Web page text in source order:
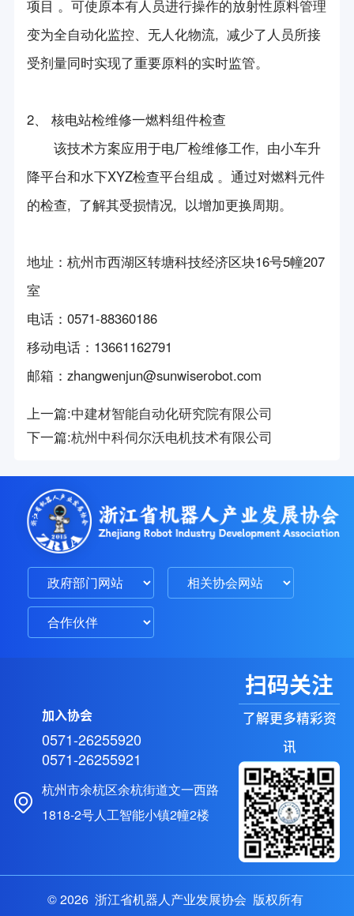
项目 。可使原本有人员进行操作的放射性原料管理
变为全自动化监控、无人化物流, 减少了人员所接
受剂量同时实现了重要原料的实时监管。
2、 核电站检维修一燃料组件检查
该技术方案应用于电厂检维修工作, 由小车升
降平台和水下XYZ检查平台组成 。通过对燃料元件
的检查, 了解其受损情况, 以增加更换周期。
地址：杭州市西湖区转塘科技经济区块16号5幢207
室
电话 ：0571-88360186
移动电话 ： 13661162791
邮箱 ：zhangwenjun@sunwiserobot.com
上一篇:中建材智能自动化研究院有限公司
下一篇:杭州中科伺尔沃电机技术有限公司
加入协会
0571-26255920
0571-26255921
杭州市余杭区余杭街道文一西路
1818-2号人工智能小镇2幢2楼
扫码关注
了解更多精彩资
讯
© 2026 浙江省机器人产业发展协会 版权所有